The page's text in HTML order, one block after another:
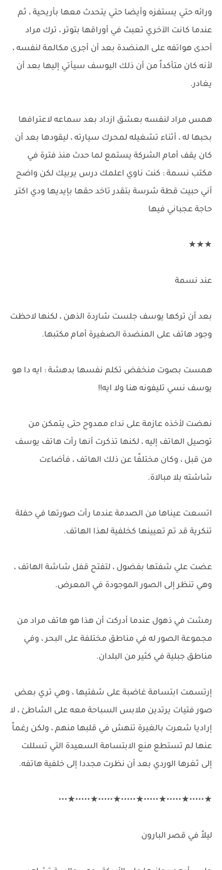
ورائه حتي يستفزه وأيضا حتي يتحدث معها بأريحية ، ثم
عندما كانت الآخري تعبث في أوراقها بتوتر ، ترك مراد
أحدى هواتفه على المنضدة بعد أن أجرى مكالمة لنفسه ،
لأنه كان متأكداً من أن ذلك اليوسف سيأتي إليها بعد أن
يغادر.
همس مراد لنفسه بعشق ازداد بعد سماعه لاعترافها
بحبها له ، أثناء تشغيله لمحرك سيارته ، ليقودها بعد أن
كان يقف أمام الشركة يستمع لما حدث منذ فترة في
مكتب نسمة : كنت ناوي اعلمك درس يربيك لكن واضح
أني حبيت قطة شرسة بتقدر تاخد حقها بإيديها ودي اكتر
حاجة عجباني فيها
★★★
عند نسمة
بعد أن تركها يوسف جلست شاردة الذهن ، لكنها لاحظت
وجود هاتف على المنضدة الصغيرة أمام مكتبها.
همست بصوت منخفض تكلم نفسها بدهشة : ايه دا هو
يوسف نسي تليفونه هنا ولا ايه!!
نهضت لأخذه عازمة على نداء ممدوح حتى يتمكن من
توصيل الهاتف إليه ، لكنها تذكرت أنها رأت هاتف يوسف
من قبل ، وكان مختلفًا عن ذلك الهاتف ، فأضاءت
شاشته بلا مبالاة.
اتسعت عيناها من الصدمة عندما رأت صورتها في حفلة
تنكرية قد تم تعيينها كخلفية لهذا الهاتف.
عضت علي شفتها بفضول ، لتفتح قفل شاشة الهاتف ،
وهي تنظر إلى الصور الموجودة في المعرض.
رمشت في ذهول عندما أدركت أن هذا هو هاتف مراد من
مجموعة الصور له في مناطق مختلفة على البحر ، وفي
مناطق جبلية في كثير من البلدان.
إرتسمت ابتسامة غاضبة على شفتيها ، وهي تري بعض
صور فتيات يرتدين ملابس السباحة معه على الشاطئ ، لا
إراديا شعرت بالغيرة تنهش في قلبها منهم ، ولكن رغماً
عنها لم تستطع منع الابتسامة السعيدة التي تسللت
إلى ثغرها الوردي بعد أن نظرت مجددا إلى خلفية هاتفه.
★•••••★•••••★•••••★•••••★•••••★•••••★•••
ليلاً في قصر البارون